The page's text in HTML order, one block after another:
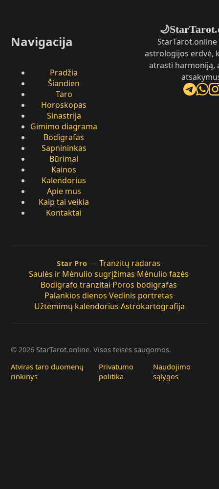
Navigacija
Pradžia
Šiandien
Taro
Horoskopas
Sinastrija
Gimimo diagrama
Bodigrafas
Sapnininkas
Būrimai
Kainos
Kalendorius
Apie mus
Kaip tai veikia
Kontaktai
🌙
StarTarot.online
astrologijos erdvė,
atrasti harmoniją,
Star Pro — Tranzitų radaras·
Saulės ir Mėnulio sugrįžimas·Mėnulio fazės·
Bodigrafo tranzitai·Poros bodigrafas·
Palankios dienos·Vedinis portretas·
Užtemimų kalendorius·Astrokartografija
© 2026 StarTarot.online. Visos teisės saugomos.
Atviras taro duomenų
rinkinys
·Privatumo
politika
·Naudojimo
sąlygos